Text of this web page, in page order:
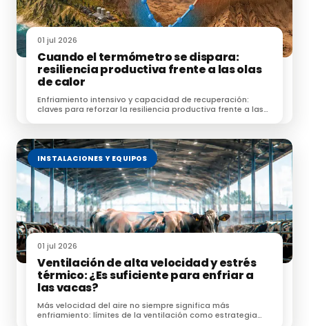
01 jul 2026
Cuando el termómetro se dispara:
resiliencia productiva frente a las olas
de calor
Enfriamiento intensivo y capacidad de recuperación:
claves para reforzar la resiliencia productiva frente a las
INSTALACIONES Y EQUIPOS
01 jul 2026
Ventilación de alta velocidad y estrés
térmico: ¿Es suficiente para enfriar a
las vacas?
Más velocidad del aire no siempre significa más
enfriamiento: límites de la ventilación como estrategia